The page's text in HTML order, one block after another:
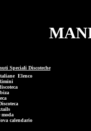
Speciali Discoteche
Elenco
moda
calendario